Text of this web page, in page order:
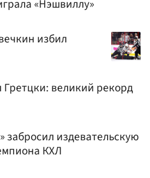
«Нэшвиллу»
избил
великий рекорд
забросил издевательскую
КХЛ